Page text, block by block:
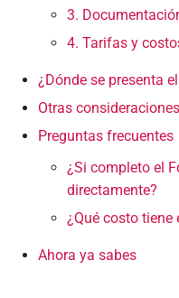
3.
4. Tarifas y
¿Dónde se presenta
Otras consideraciones
Preguntas frecuentes
¿Si completo el
directamente?
¿Qué costo tiene
Ahora ya sabes